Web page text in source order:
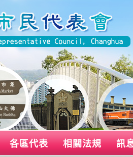
各區代表 相關法規 訊